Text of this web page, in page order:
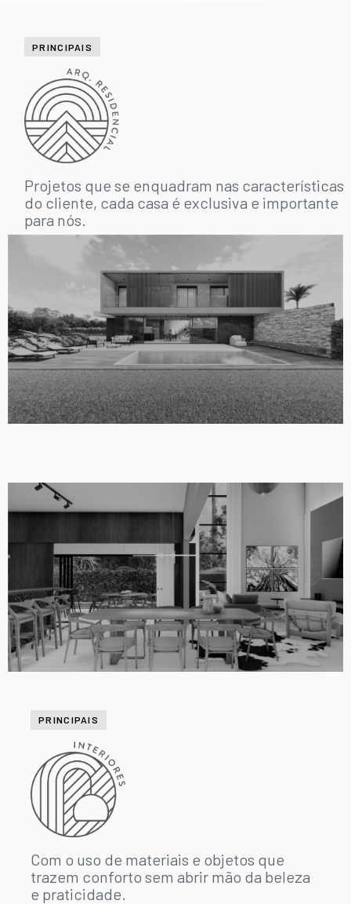
PRINCIPAIS
Projetos que se enquadram nas características
do cliente, cada casa é exclusiva e importante
para nós.
PRINCIPAIS
Com o uso de materiais e objetos que
trazem conforto sem abrir mão da beleza
e praticidade.